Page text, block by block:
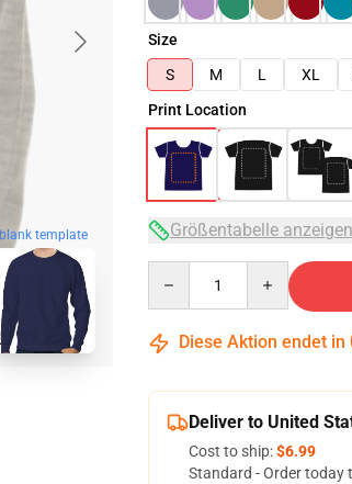
blank template
Size
S
M L XL
Print Location
Größentabelle anzeigen
Diese Aktion endet in
Deliver to United
Cost to ship:$6.99
Standard - Order today